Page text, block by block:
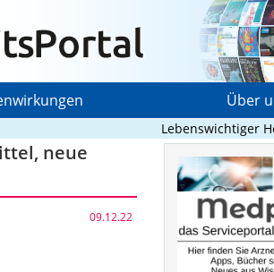
Über
Lebenswichtiger
neue
09.12.22